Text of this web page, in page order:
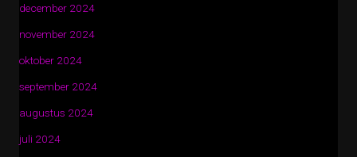
december 2024
november 2024
oktober 2024
september 2024
augustus 2024
juli 2024